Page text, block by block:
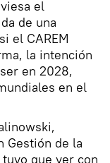
el
de una
el CAREM
la intención
en 2028,
en el
Gestión de la
que ver con